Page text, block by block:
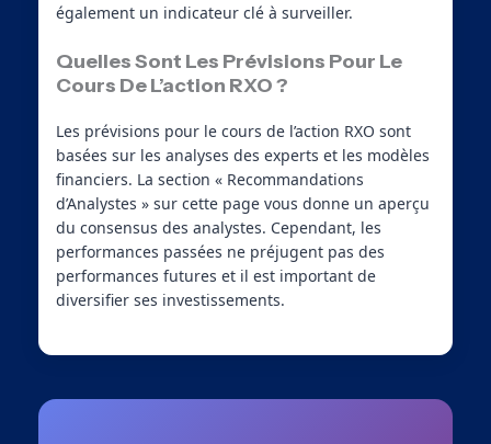
également un indicateur clé à surveiller.
Quelles Sont Les Prévisions Pour Le
Cours De L’action RXO ?
Les prévisions pour le cours de l’action RXO sont
basées sur les analyses des experts et les modèles
financiers. La section « Recommandations
d’Analystes » sur cette page vous donne un aperçu
du consensus des analystes. Cependant, les
performances passées ne préjugent pas des
performances futures et il est important de
diversifier ses investissements.